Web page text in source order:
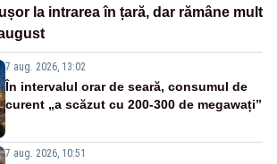
la intrarea în țară, dar rămâne mult
7 aug. 2026, 13:02
În intervalul orar de seară, consumul de
curent „a scăzut cu 200-300 de megawați”
7 aug. 2026, 10:51